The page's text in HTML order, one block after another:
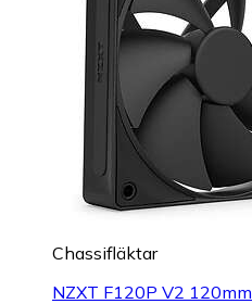
Chassifläktar
NZXT F120P V2 120mm